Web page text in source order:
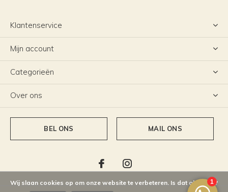
Klantenservice
Mijn account
Categorieën
Over ons
BEL ONS MAIL ONS
Wij slaan cookies op om onze website te verbeteren. Is dat akkoord?